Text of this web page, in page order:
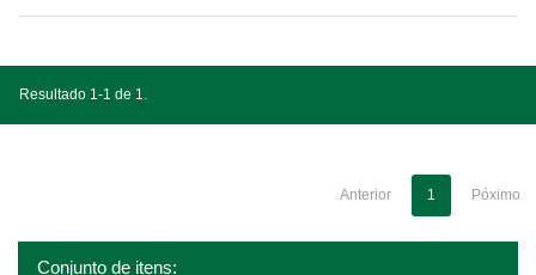
Resultado 1-1 de 1.
Anterior 1 Póximo
Conjunto de itens: